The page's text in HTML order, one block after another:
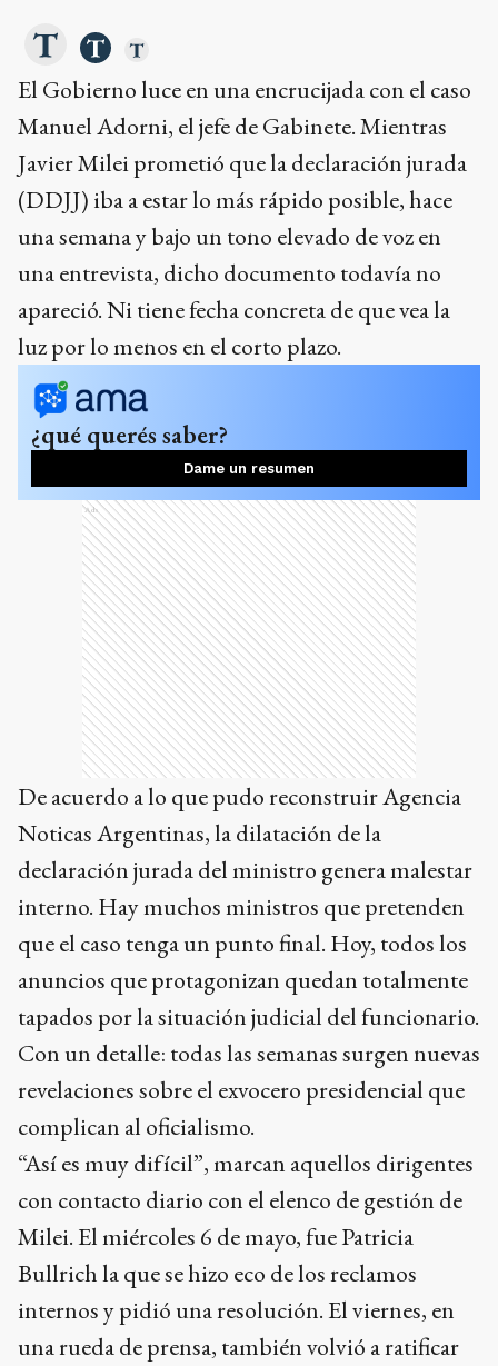
El Gobierno luce en una encrucijada con el caso
Manuel Adorni, el jefe de Gabinete. Mientras
Javier Milei prometió que la declaración jurada
(DDJJ) iba a estar lo más rápido posible, hace
una semana y bajo un tono elevado de voz en
una entrevista, dicho documento todavía no
apareció. Ni tiene fecha concreta de que vea la
luz por lo menos en el corto plazo.
¿qué querés saber?
Dame un resumen
Ads
De acuerdo a lo que pudo reconstruir Agencia
Noticas Argentinas, la dilatación de la
declaración jurada del ministro genera malestar
interno. Hay muchos ministros que pretenden
que el caso tenga un punto final. Hoy, todos los
anuncios que protagonizan quedan totalmente
tapados por la situación judicial del funcionario.
Con un detalle: todas las semanas surgen nuevas
revelaciones sobre el exvocero presidencial que
complican al oficialismo.
“Así es muy difícil”, marcan aquellos dirigentes
con contacto diario con el elenco de gestión de
Milei. El miércoles 6 de mayo, fue Patricia
Bullrich la que se hizo eco de los reclamos
internos y pidió una resolución. El viernes, en
una rueda de prensa, también volvió a ratificar